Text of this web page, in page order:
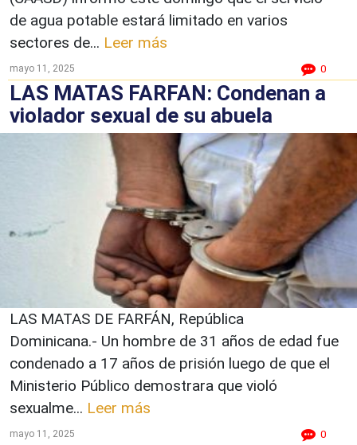
de agua potable estará limitado en varios
sectores de... Leer más
mayo 11, 2025 0
LAS MATAS FARFAN: Condenan a
violador sexual de su abuela
LAS MATAS DE FARFÁN, República
Dominicana.- Un hombre de 31 años de edad fue
condenado a 17 años de prisión luego de que el
Ministerio Público demostrara que violó
sexualme... Leer más
mayo 11, 2025 0